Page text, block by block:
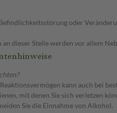
oder
dieser Stelle werden vor allem
kann auch bei
mit denen Sie sich verletzen
Sie die Einnahme von Alkohol.